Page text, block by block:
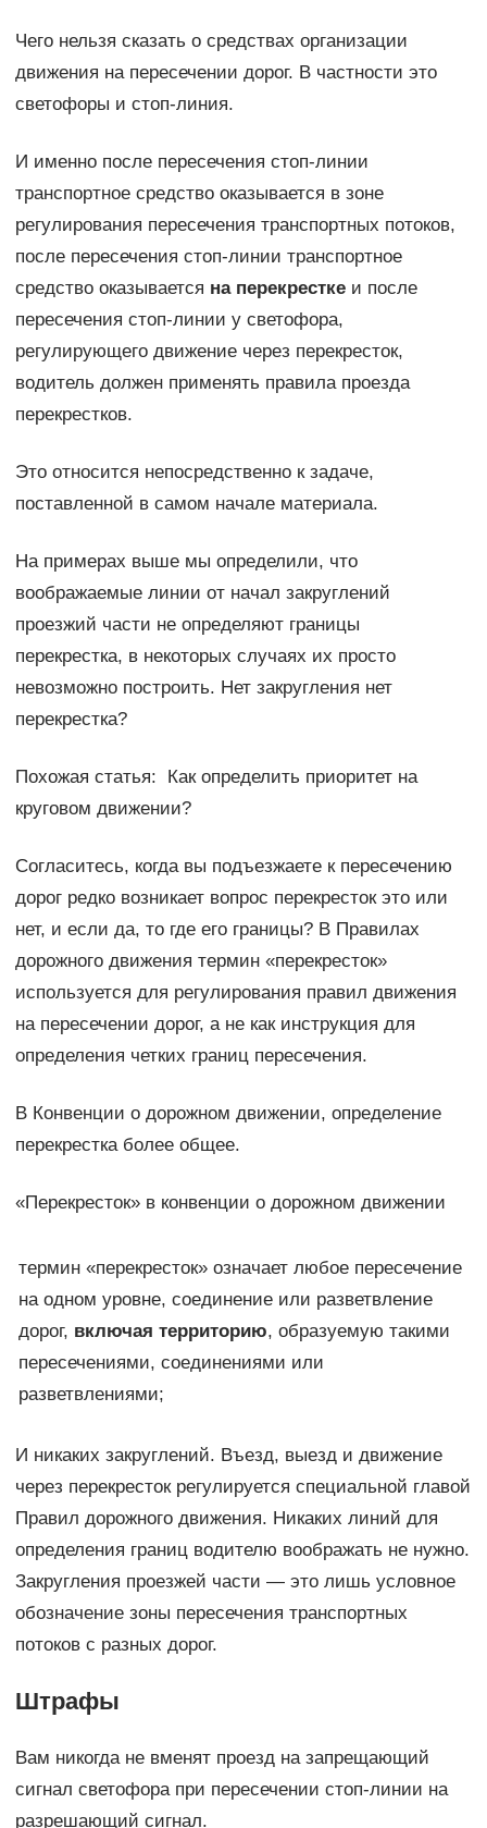
Чего нельзя сказать о средствах организации
движения на пересечении дорог. В частности это
светофоры и стоп-линия.
И именно после пересечения стоп-линии
транспортное средство оказывается в зоне
регулирования пересечения транспортных потоков,
после пересечения стоп-линии транспортное
средство оказывается на перекресткеи после
пересечения стоп-линии у светофора,
регулирующего движение через перекресток,
водитель должен применять правила проезда
перекрестков.
Это относится непосредственно к задаче,
поставленной в самом начале материала.
На примерах выше мы определили, что
воображаемые линии от начал закруглений
проезжий части не определяют границы
перекрестка, в некоторых случаях их просто
невозможно построить. Нет закругления нет
перекрестка?
Похожая статья: Как определить приоритет на
круговом движении?
Согласитесь, когда вы подъезжаете к пересечению
дорог редко возникает вопрос перекресток это или
нет, и если да, то где его границы? В Правилах
дорожного движения термин «перекресток»
используется для регулирования правил движения
на пересечении дорог, а не как инструкция для
определения четких границ пересечения.
В Конвенции о дорожном движении, определение
перекрестка более общее.
«Перекресток» в конвенции о дорожном движении
термин «перекресток» означает любое пересечение
на одном уровне, соединение или разветвление
дорог, включая территорию, образуемую такими
пересечениями, соединениями или
разветвлениями;
И никаких закруглений. Въезд, выезд и движение
через перекресток регулируется специальной главой
Правил дорожного движения. Никаких линий для
определения границ водителю воображать не нужно.
Закругления проезжей части — это лишь условное
обозначение зоны пересечения транспортных
потоков с разных дорог.
Штрафы
Вам никогда не вменят проезд на запрещающий
сигнал светофора при пересечении стоп-линии на
разрешающий сигнал.